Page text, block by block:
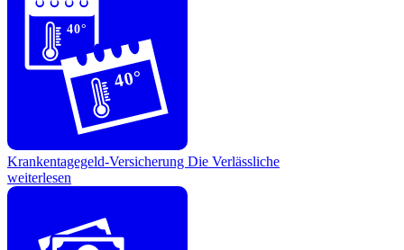
40°
40°
Krankentagegeld-Versicherung Die Verlässliche
weiterlesen